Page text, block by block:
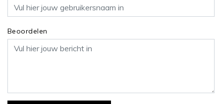
Beoordelen